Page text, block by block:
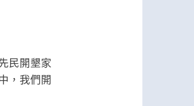
民開墾家
，我們開